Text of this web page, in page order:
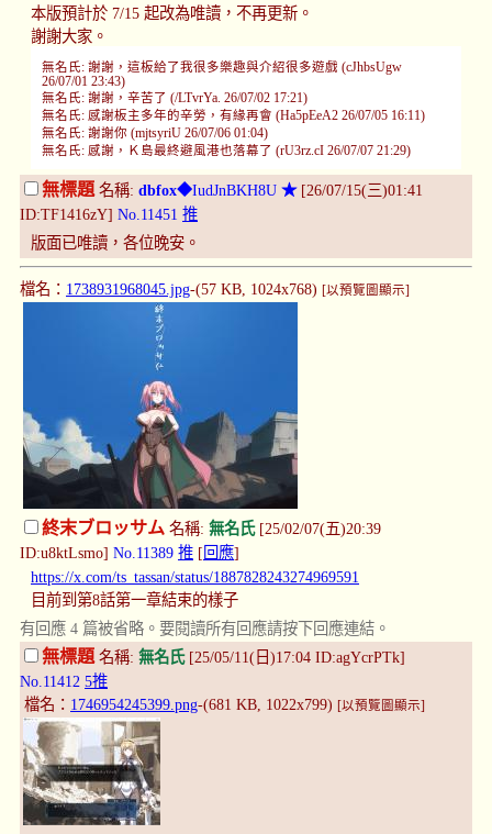
本版預計於 7/15 起改為唯讀，不再更新。
謝謝大家。
無名氏: 謝謝，這板給了我很多樂趣與介紹很多遊戲 (cJhbsUgw
26/07/01 23:43)
無名氏: 謝謝，辛苦了 (/LTvrYa. 26/07/02 17:21)
無名氏: 感謝板主多年的辛勞，有緣再會 (Ha5pEeA2 26/07/05 16:11)
無名氏: 謝謝你 (mjtsyriU 26/07/06 01:04)
無名氏: 感謝，Ｋ島最終避風港也落幕了 (rU3rz.cI 26/07/07 21:29)
無標題 名稱: dbfox◆IudJnBKH8U ★[26/07/15(三)01:41
ID:TF1416zY] No.11451 推
版面已唯讀，各位晚安。
檔名： 1738931968045.jpg-(57 KB, 1024x768) [以預覽圖顯示]
終末ブロッサム 名稱: 無名氏[25/02/07(五)20:39
ID:u8ktLsmo] No.11389 推 [ 回應]
https://x.com/ts_tassan/status/1887828243274969591
目前到第8話第一章結束的樣子
有回應 4 篇被省略。要閱讀所有回應請按下回應連結。
無標題 名稱: 無名氏[25/05/11(日)17:04 ID:agYcrPTk]
No.11412 5推
檔名： 1746954245399.png-(681 KB, 1022x799) [以預覽圖顯示]